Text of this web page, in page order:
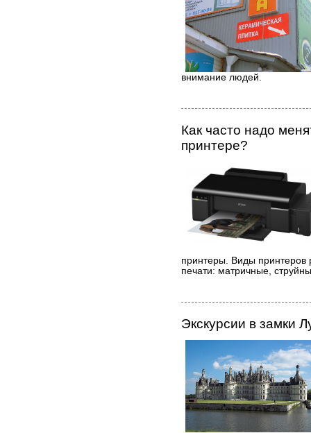
внимание людей.
Как часто надо
принтере?
принтеры. Виды принтеров
печати: матричные,
Экскурсии в замки